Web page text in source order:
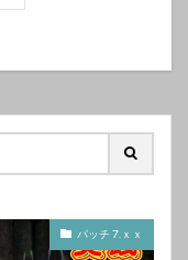
パッチ 7.ｘｘ